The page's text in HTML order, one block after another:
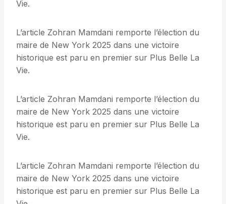
Vie.
L’article Zohran Mamdani remporte l’élection du
maire de New York 2025 dans une victoire
historique est paru en premier sur Plus Belle La
Vie.
L’article Zohran Mamdani remporte l’élection du
maire de New York 2025 dans une victoire
historique est paru en premier sur Plus Belle La
Vie.
L’article Zohran Mamdani remporte l’élection du
maire de New York 2025 dans une victoire
historique est paru en premier sur Plus Belle La